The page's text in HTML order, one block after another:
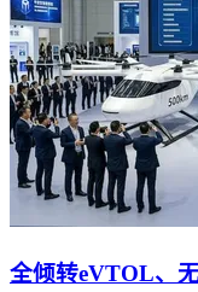
全倾转eVTOL、